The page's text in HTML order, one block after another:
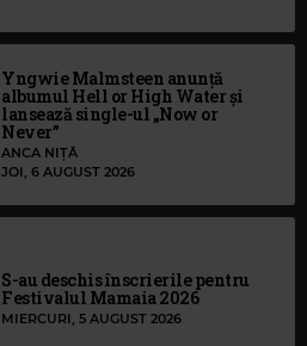
Yngwie Malmsteen anunță
albumul Hell or High Water și
lansează single-ul „Now or
Never”
ANCA NIȚĂ
JOI, 6 AUGUST 2026
S-au deschis înscrierile pentru
Festivalul Mamaia 2026
MIERCURI, 5 AUGUST 2026